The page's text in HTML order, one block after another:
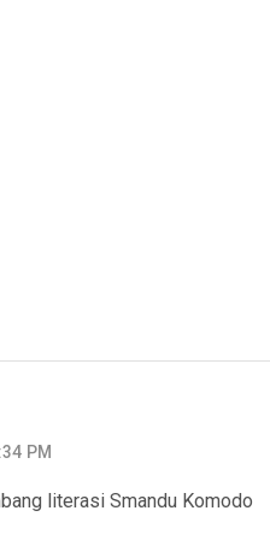
PM
literasi Smandu Komodo